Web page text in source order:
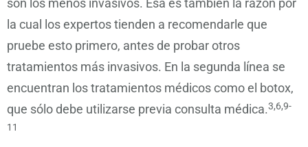
son los menos invasivos. Esa es también la razón por
la cual los expertos tienden a recomendarle que
pruebe esto primero, antes de probar otros
tratamientos más invasivos. En la segunda línea se
encuentran los tratamientos médicos como el botox,
que sólo debe utilizarse previa consulta médica.3,6,9-
11